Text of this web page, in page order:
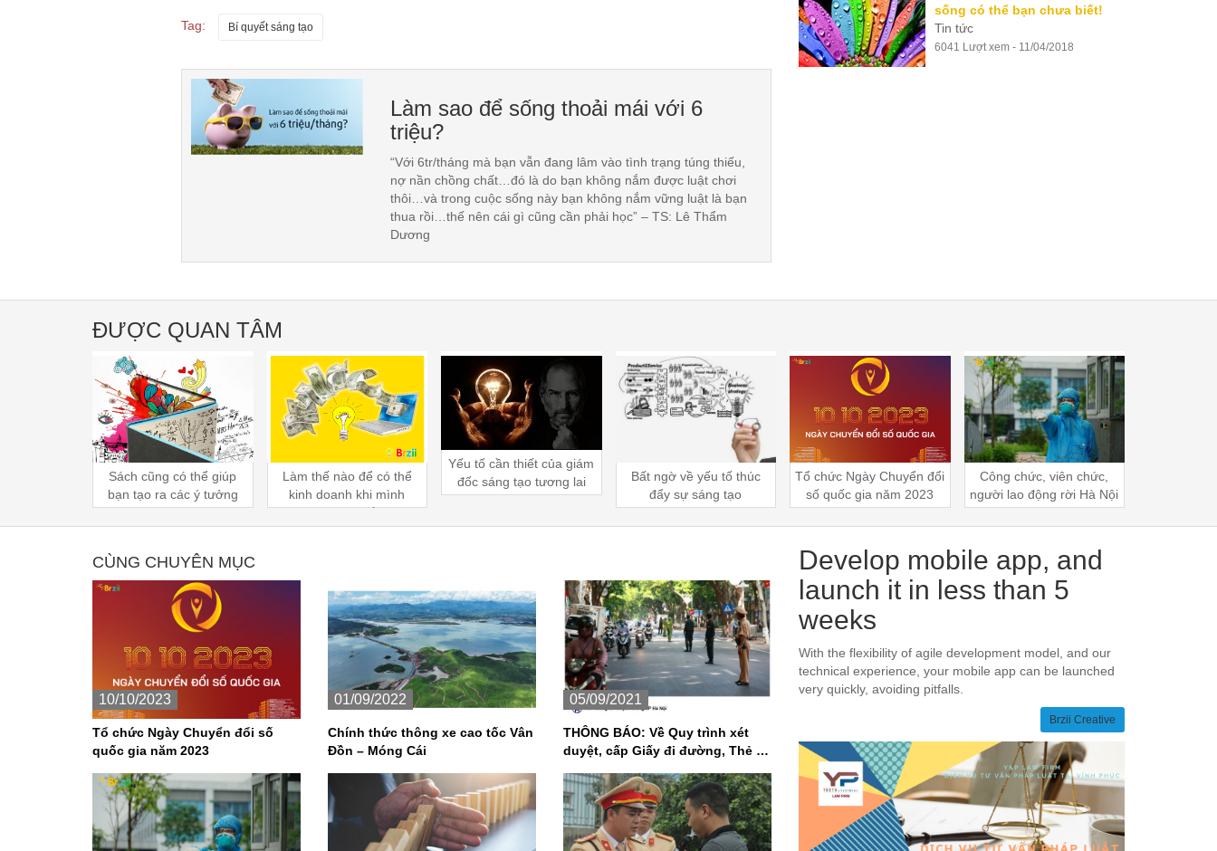
Tag: Bí quyết sáng tạo
Làm sao để sống thoải mái với 6
triệu?
“Với 6tr/tháng mà bạn vẫn đang lâm vào tình trạng túng thiếu,
nợ nần chồng chất…đó là do bạn không nắm được luật chơi
thôi…và trong cuộc sống này bạn không nắm vững luật là bạn
thua rồi…thế nên cái gì cũng cần phải học” – TS: Lê Thẩm
Dương
sống có thể bạn chưa biết!
Tin tức
6041 Lượt xem - 11/04/2018
ĐƯỢC QUAN TÂM
Sách cũng có thể giúp
bạn tạo ra các ý tưởng
kinh doanh độc đáo
Làm thế nào để có thể
kinh doanh khi mình
không có vốn?
Yếu tố cần thiết của giám
đốc sáng tạo tương lai
Bất ngờ về yếu tố thúc
đẩy sự sáng tạo
Tổ chức Ngày Chuyển đổi
số quốc gia năm 2023
Công chức, viên chức,
người lao động rời Hà Nội
phải được thủ trưởng
đồng ý
CÙNG CHUYÊN MỤC
10/10/2023
Tổ chức Ngày Chuyển đổi số
quốc gia năm 2023
01/09/2022
Chính thức thông xe cao tốc Vân
Đồn – Móng Cái
05/09/2021
THÔNG BÁO: Về Quy trình xét
duyệt, cấp Giấy đi đường, Thẻ đi
theo yêu cầu phòng, chống dịch
Covid - 19
Develop mobile app, and
launch it in less than 5
weeks
With the flexibility of agile development model, and our
technical experience, your mobile app can be launched
very quickly, avoiding pitfalls.
Brzii Creative